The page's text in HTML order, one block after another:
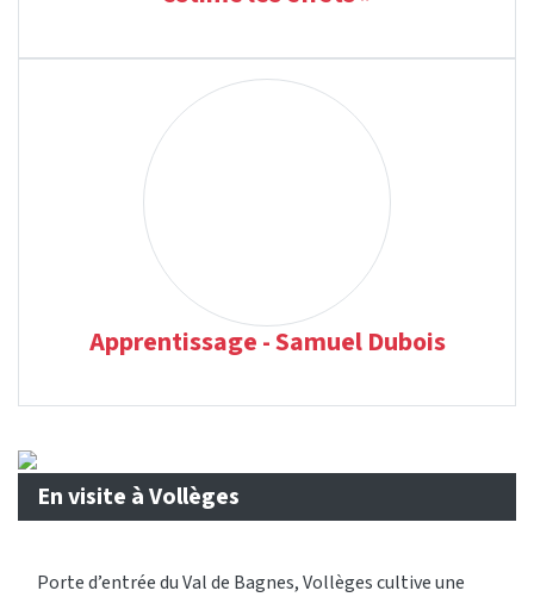
Apprentissage - Samuel Dubois
En visite à Vollèges
Porte d’entrée du Val de Bagnes, Vollèges cultive une